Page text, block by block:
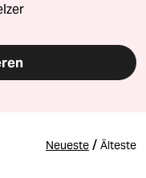
Neueste / Älteste